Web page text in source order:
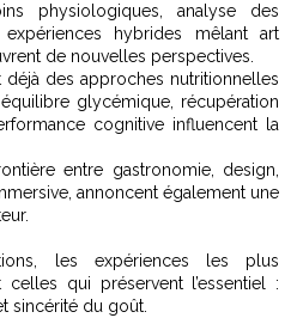
physiologiques, analyse des
hybrides mêlant art
de nouvelles perspectives.
déjà des approches nutritionnelles
glycémique, récupération
cognitive influencent la
entre gastronomie, design,
annoncent également une
les expériences les plus
celles qui préservent l’essentiel :
sincérité du goût.